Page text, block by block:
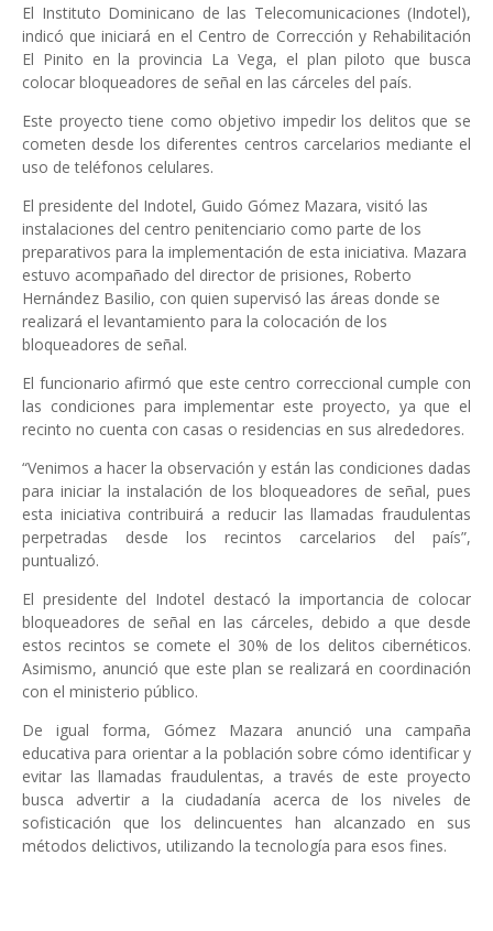
El Instituto Dominicano de las Telecomunicaciones (Indotel),
indicó que iniciará en el Centro de Corrección y Rehabilitación
El Pinito en la provincia La Vega, el plan piloto que busca
colocar bloqueadores de señal en las cárceles del país.
Este proyecto tiene como objetivo impedir los delitos que se
cometen desde los diferentes centros carcelarios mediante el
uso de teléfonos celulares.
El presidente del Indotel, Guido Gómez Mazara, visitó las
instalaciones del centro penitenciario como parte de los
preparativos para la implementación de esta iniciativa. Mazara
estuvo acompañado del director de prisiones, Roberto
Hernández Basilio, con quien supervisó las áreas donde se
realizará el levantamiento para la colocación de los
bloqueadores de señal.
El funcionario afirmó que este centro correccional cumple con
las condiciones para implementar este proyecto, ya que el
recinto no cuenta con casas o residencias en sus alrededores.
“Venimos a hacer la observación y están las condiciones dadas
para iniciar la instalación de los bloqueadores de señal, pues
esta iniciativa contribuirá a reducir las llamadas fraudulentas
perpetradas desde los recintos carcelarios del país”,
puntualizó.
El presidente del Indotel destacó la importancia de colocar
bloqueadores de señal en las cárceles, debido a que desde
estos recintos se comete el 30% de los delitos cibernéticos.
Asimismo, anunció que este plan se realizará en coordinación
con el ministerio público.
De igual forma, Gómez Mazara anunció una campaña
educativa para orientar a la población sobre cómo identificar y
evitar las llamadas fraudulentas, a través de este proyecto
busca advertir a la ciudadanía acerca de los niveles de
sofisticación que los delincuentes han alcanzado en sus
métodos delictivos, utilizando la tecnología para esos fines.